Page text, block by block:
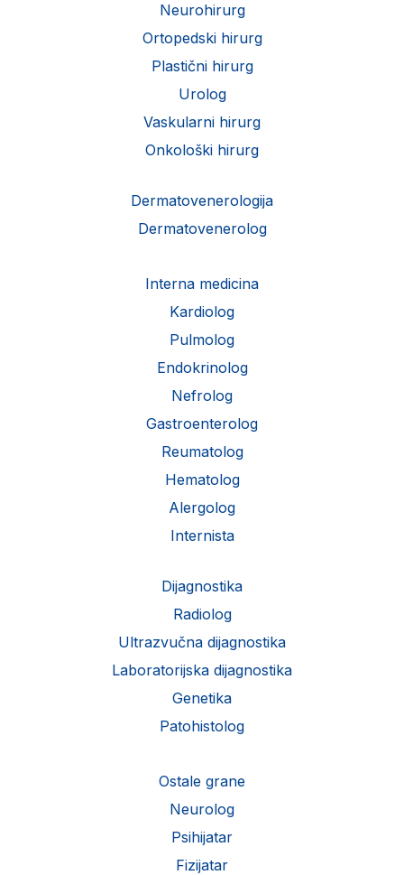
Neurohirurg
Ortopedski hirurg
Plastični hirurg
Urolog
Vaskularni hirurg
Onkološki hirurg
Dermatovenerologija
Dermatovenerolog
Interna medicina
Kardiolog
Pulmolog
Endokrinolog
Nefrolog
Gastroenterolog
Reumatolog
Hematolog
Alergolog
Internista
Dijagnostika
Radiolog
Ultrazvučna dijagnostika
Laboratorijska dijagnostika
Genetika
Patohistolog
Ostale grane
Neurolog
Psihijatar
Fizijatar